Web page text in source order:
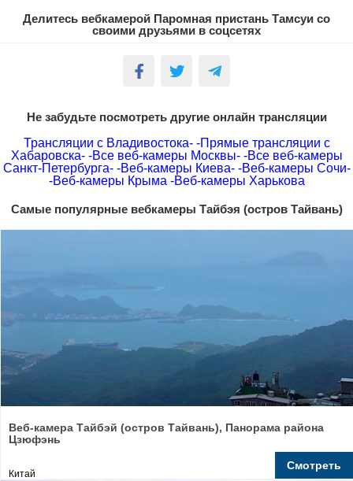
Делитесь вебкамерой Паромная пристань Тамсуи со
своими друзьями в соцсетях
Не забудьте посмотреть другие онлайн трансляции
Трансляции с Владивостока- -Прямые трансляции с
Хабаровска- -Все веб-камеры Москвы- -Все веб-камеры
Санкт-Петербурга- -Веб-камеры Киева- -Веб-камеры Сочи-
-Веб-камеры Крыма -Веб-камеры Харькова
Самые популярные вебкамеры Тайбэя (остров Тайвань)
Веб-камера Тайбэй (остров Тайвань), Панорама района
Цзюфэнь
Китай
Смотреть